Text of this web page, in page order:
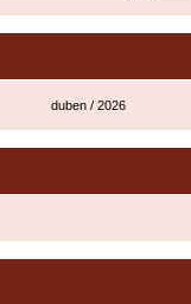
duben / 2026